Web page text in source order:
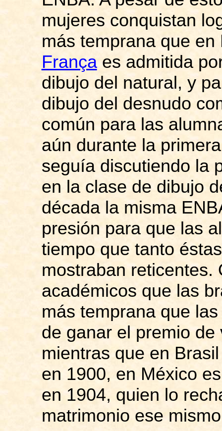
mujeres conquistan
más temprana que
Françaes admitida
dibujo del natural, y
dibujo del desnudo
común para las
aún durante la
seguía discutiendo la
en la clase de dibujo
década la misma
presión para que las
tiempo que tanto
mostraban reticentes.
académicos que las
más temprana que
de ganar el premio
mientras que en
en 1900, en México
en 1904, quien lo
matrimonio ese